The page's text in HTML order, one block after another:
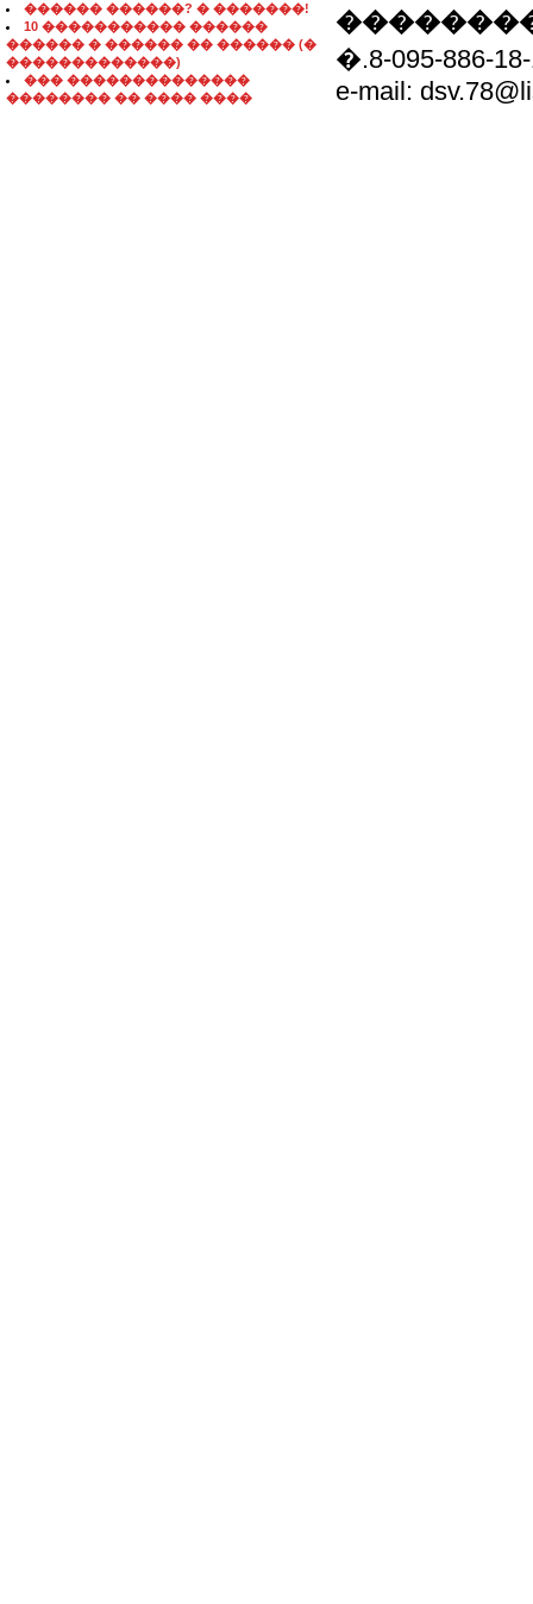
������ ������? � �������!
10 ����������� ������
������ � ������ �� ������ (�
�������������)
��� ��������������
�������� �� ���� ����
�.8-095-886-
e-mail: